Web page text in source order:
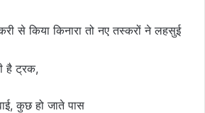
से किया किनारा तो नए तस्करों ने लहसुई
है ट्रक,
कुछ हो जाते पास